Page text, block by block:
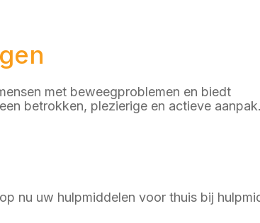
met beweegproblemen en biedt
betrokken, plezierige en actieve aanpak.
nu uw hulpmiddelen voor thuis bij